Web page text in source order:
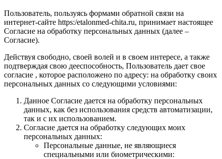
Пользователь, пользуясь формами обратной связи на
интернет-сайте https:/etalonmed-chita.ru, принимает настоящее
Согласие на обработку персональных данных (далее –
Согласие).
Действуя свободно, своей волей и в своем интересе, а также
подтверждая свою дееспособность, Пользователь дает свое
согласие , которое расположено по адресу: на обработку своих
персональных данных со следующими условиями:
Данное Согласие дается на обработку персональных
данных, как без использования средств автоматизации,
так и с их использованием.
Согласие дается на обработку следующих моих
персональных данных:
Персональные данные, не являющиеся
специальными или биометрическими: